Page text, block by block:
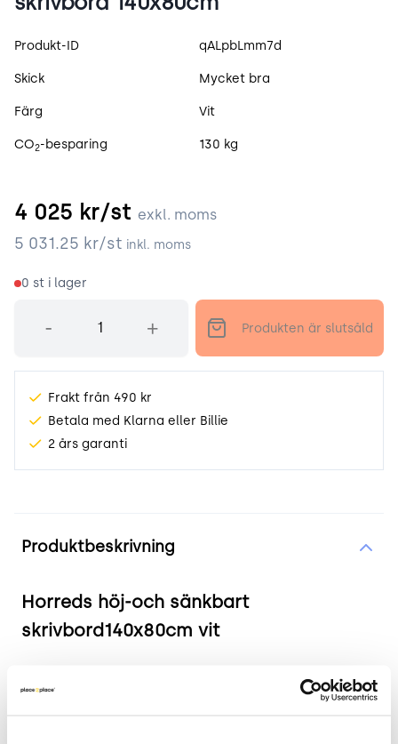
Produktspecifikation
Produkt-ID qALpbLmm7d
Skick Mycket bra
Färg Vit
CO2-besparing 130 kg
4 025 kr/st exkl. moms
5 031.25 kr/st inkl. moms
0 st i lager
- + Produkten är slutsåld
Frakt från 490 kr
Betala med Klarna eller Billie
2 års garanti
Produktbeskrivning
Horreds höj-och sänkbart
skrivbord140x80cm vit